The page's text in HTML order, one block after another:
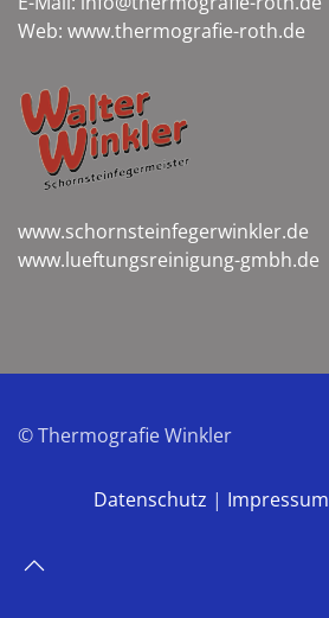
Web: www.thermografie-roth.de
www.schornsteinfegerwinkler.de
www.lueftungsreinigung-gmbh.de
© Thermografie Winkler
Datenschutz | Impressum